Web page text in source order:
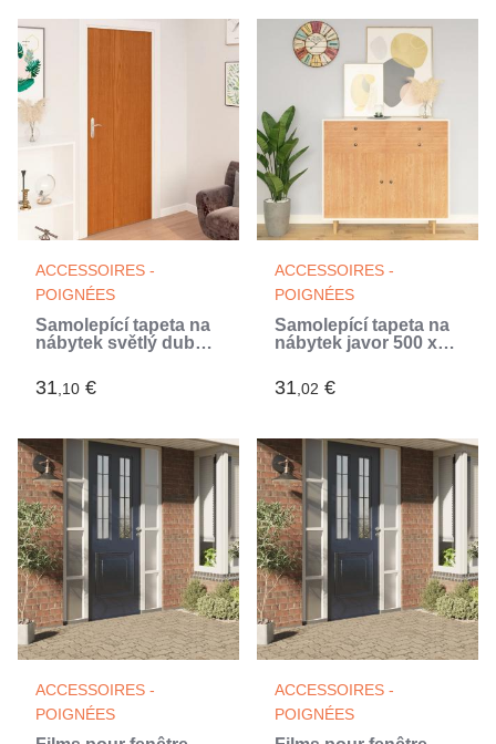
ACCESSOIRES -
POIGNÉES
Samolepící tapeta na
nábytek světlý dub
31,10 €
ACCESSOIRES -
POIGNÉES
Samolepící tapeta na
nábytek javor 500 x
31,02 €
ACCESSOIRES -
POIGNÉES
ACCESSOIRES -
POIGNÉES